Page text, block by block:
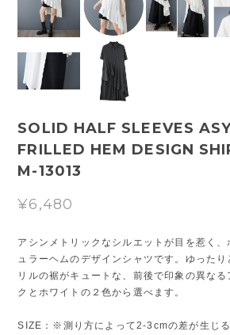
SOLID HALF SLEEVES
FRILLED HEM DESIGN
M-13013
¥6,480
アシンメトリックなシルエットが目を惹く
ュラーヘムのデザインシャツです。ゆった
リルの裾がキュートな、前後で印象の異なる
クとホワイトの２色から選べます。
SIZE：※測り方によって2-3cmの差が生じる